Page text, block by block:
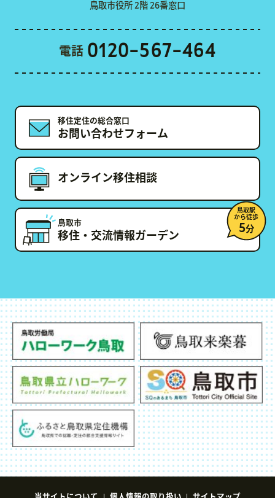
鳥取市役所 2階 26番窓口
電話 0120-567-464
移住定住の総合窓口
お問い合わせフォーム
オンライン移住相談
鳥取市
移住・交流情報ガーデン
鳥取駅
から徒歩
5分